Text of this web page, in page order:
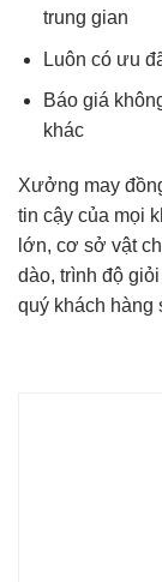
trung gian
Luôn có ưu
Báo giá
khác
Xưởng may
tin cậy của mọi
lớn, cơ sở vật
dào, trình độ
quý khách hàng